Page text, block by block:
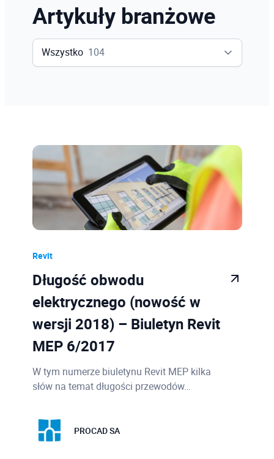
Artykuły branżowe
Wszystko 104
Revit
Długość obwodu
elektrycznego (nowość w
wersji 2018) – Biuletyn Revit
MEP 6/2017
W tym numerze biuletynu Revit MEP kilka
słów na temat długości przewodów…
PROCAD SA
Sprzęt 11
PDM | Vault8
CDE | Autodesk Construction Cloud3
Case Study
Konto Autodesk1
3ds Max1
Moldflow4
Advance Steel9